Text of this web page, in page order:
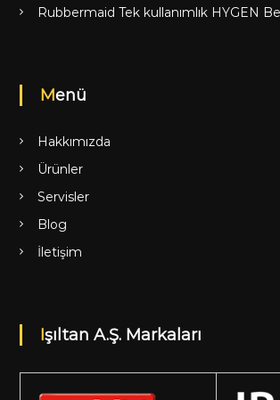
Rubbermaid Tek kullanımlık HYGEN
Menü
Hakkımızda
Ürünler
Servisler
Blog
İletişim
Işıltan A.Ş. Markaları